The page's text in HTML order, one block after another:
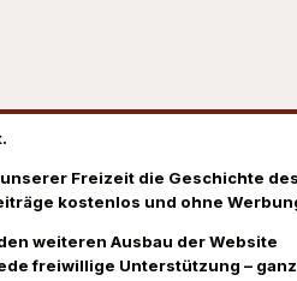
Freizeit die Geschichte des
kostenlos und ohne
weiteren Ausbau der Website
freiwillige Unterstützung –